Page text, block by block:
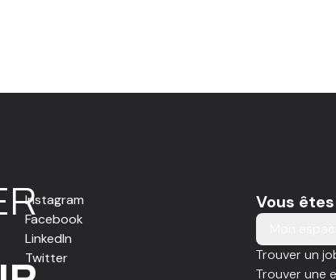
RInstagram
Facebook
LinkedIn
Twitter
Vous
Trouver un
Trouver une